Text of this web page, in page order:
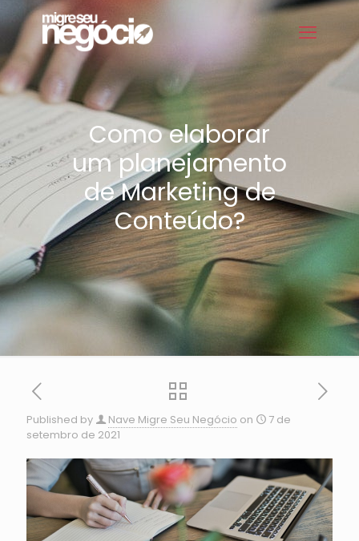
Como elaborar
um planejamento
de Marketing de
Conteúdo?
Published by Nave Migre Seu Negócio on
7 de
setembro de 2021